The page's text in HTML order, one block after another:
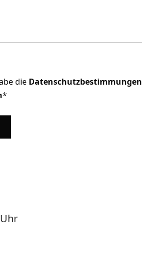
die Datenschutzbestimmungen
*